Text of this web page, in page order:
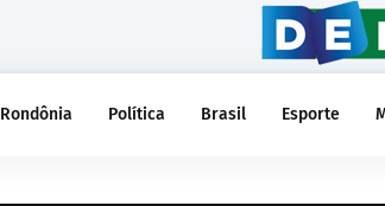
Rondônia Política Brasil Esporte